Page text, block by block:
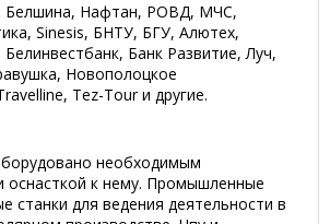
Белшина, Нафтан, РОВД, МЧС,
Sinesis, БНТУ, БГУ, Алютех,
Банк Развитие, Луч,
Новополоцкое
Tez-Tour и другие.
необходимым
оснасткой к нему. Промышленные
станки для ведения деятельности в